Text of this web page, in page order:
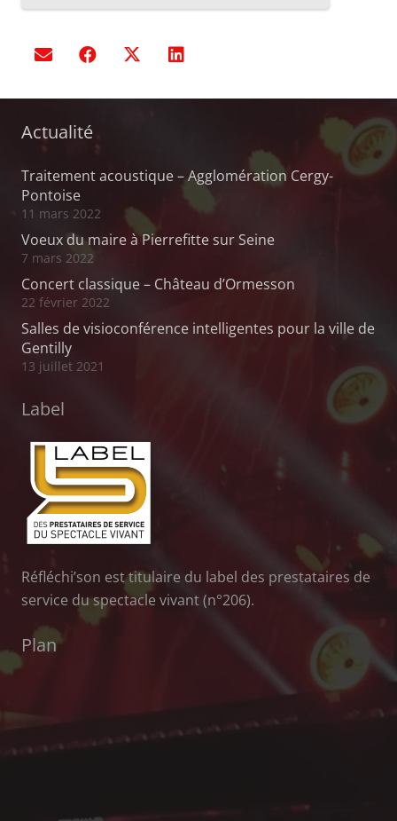
Actualité
Traitement acoustique – Agglomération Cergy-
Pontoise
11 mars 2022
Voeux du maire à Pierrefitte sur Seine
7 mars 2022
Concert classique – Château d’Ormesson
22 février 2022
Salles de visioconférence intelligentes pour la ville de
Gentilly
13 juillet 2021
Label
Réfléchi’son est titulaire du label des prestataires de
service du spectacle vivant (n°206).
Plan